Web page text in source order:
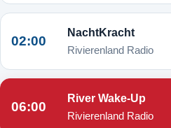
02:00
NachtKracht
Rivierenland Radio
06:00
River Wake-Up
Rivierenland Radio